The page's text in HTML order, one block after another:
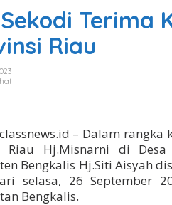
m
d
e
s
i
e
r
i
m
Terima
Riau
– Dalam
Riau Hj.Misnarni di
Bengkalis Hj.Siti Aisyah
selasa, 26 September
Bengkalis.